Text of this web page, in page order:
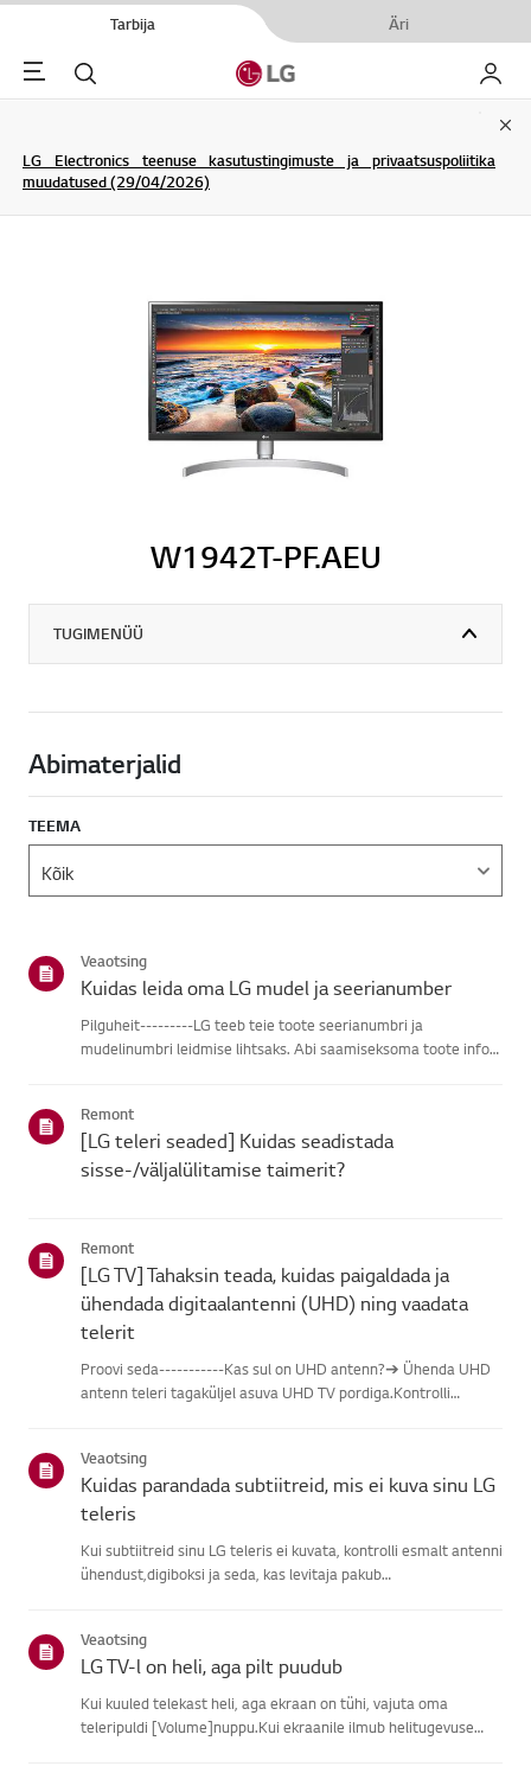
Tarbija Äri
Menu Otsi Minu
LG Electronics teenuse kasutustingimuste ja privaatsuspoliitika
muudatused (29/04/2026)
W1942T-PF.AEU
TUGIMENÜÜ
Abimaterjalid
TEEMA
Veaotsing
Kuidas leida oma LG mudel ja seerianumber
Pilguheit---------LG teeb teie toote seerianumbri ja
mudelinumbri leidmise lihtsaks. Abi saamiseksoma toote info
võiva...
Remont
[LG teleri seaded] Kuidas seadistada
sisse-/väljalülitamise taimerit?
Remont
[LG TV] Tahaksin teada, kuidas paigaldada ja
ühendada digitaalantenni (UHD) ning vaadata
telerit
Proovi seda-----------Kas sul on UHD antenn?➔ Ühenda UHD
antenn teleri tagaküljel asuva UHD TV pordiga.Kontrolli
signaali, j...
Veaotsing
Kuidas parandada subtiitreid, mis ei kuva sinu LG
teleris
Kui subtiitreid sinu LG teleris ei kuvata, kontrolli esmalt antenni
ühendust,digiboksi ja seda, kas levitaja pakub
kasutad ...
Veaotsing
LG TV-l on heli, aga pilt puudub
Kui kuuled telekast heli, aga ekraan on tühi, vajuta oma
teleripuldi [Volume]nuppu.Kui ekraanile ilmub helitugevuse